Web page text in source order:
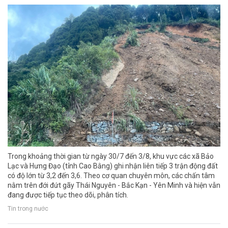
Trong khoảng thời gian từ ngày 30/7 đến 3/8, khu vực các xã Bảo
Lạc và Hưng Đạo (tỉnh Cao Bằng) ghi nhận liên tiếp 3 trận động đất
có độ lớn từ 3,2 đến 3,6. Theo cơ quan chuyên môn, các chấn tâm
nằm trên đới đứt gãy Thái Nguyên - Bắc Kạn - Yên Minh và hiện vẫn
đang được tiếp tục theo dõi, phân tích.
Tin trong nước